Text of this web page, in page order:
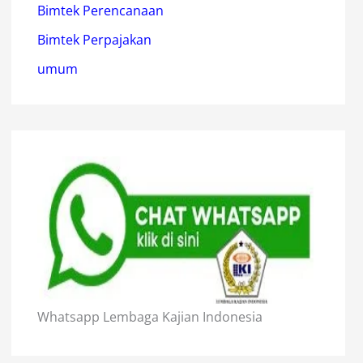
Bimtek Perencanaan
Bimtek Perpajakan
umum
Whatsapp Lembaga Kajian Indonesia